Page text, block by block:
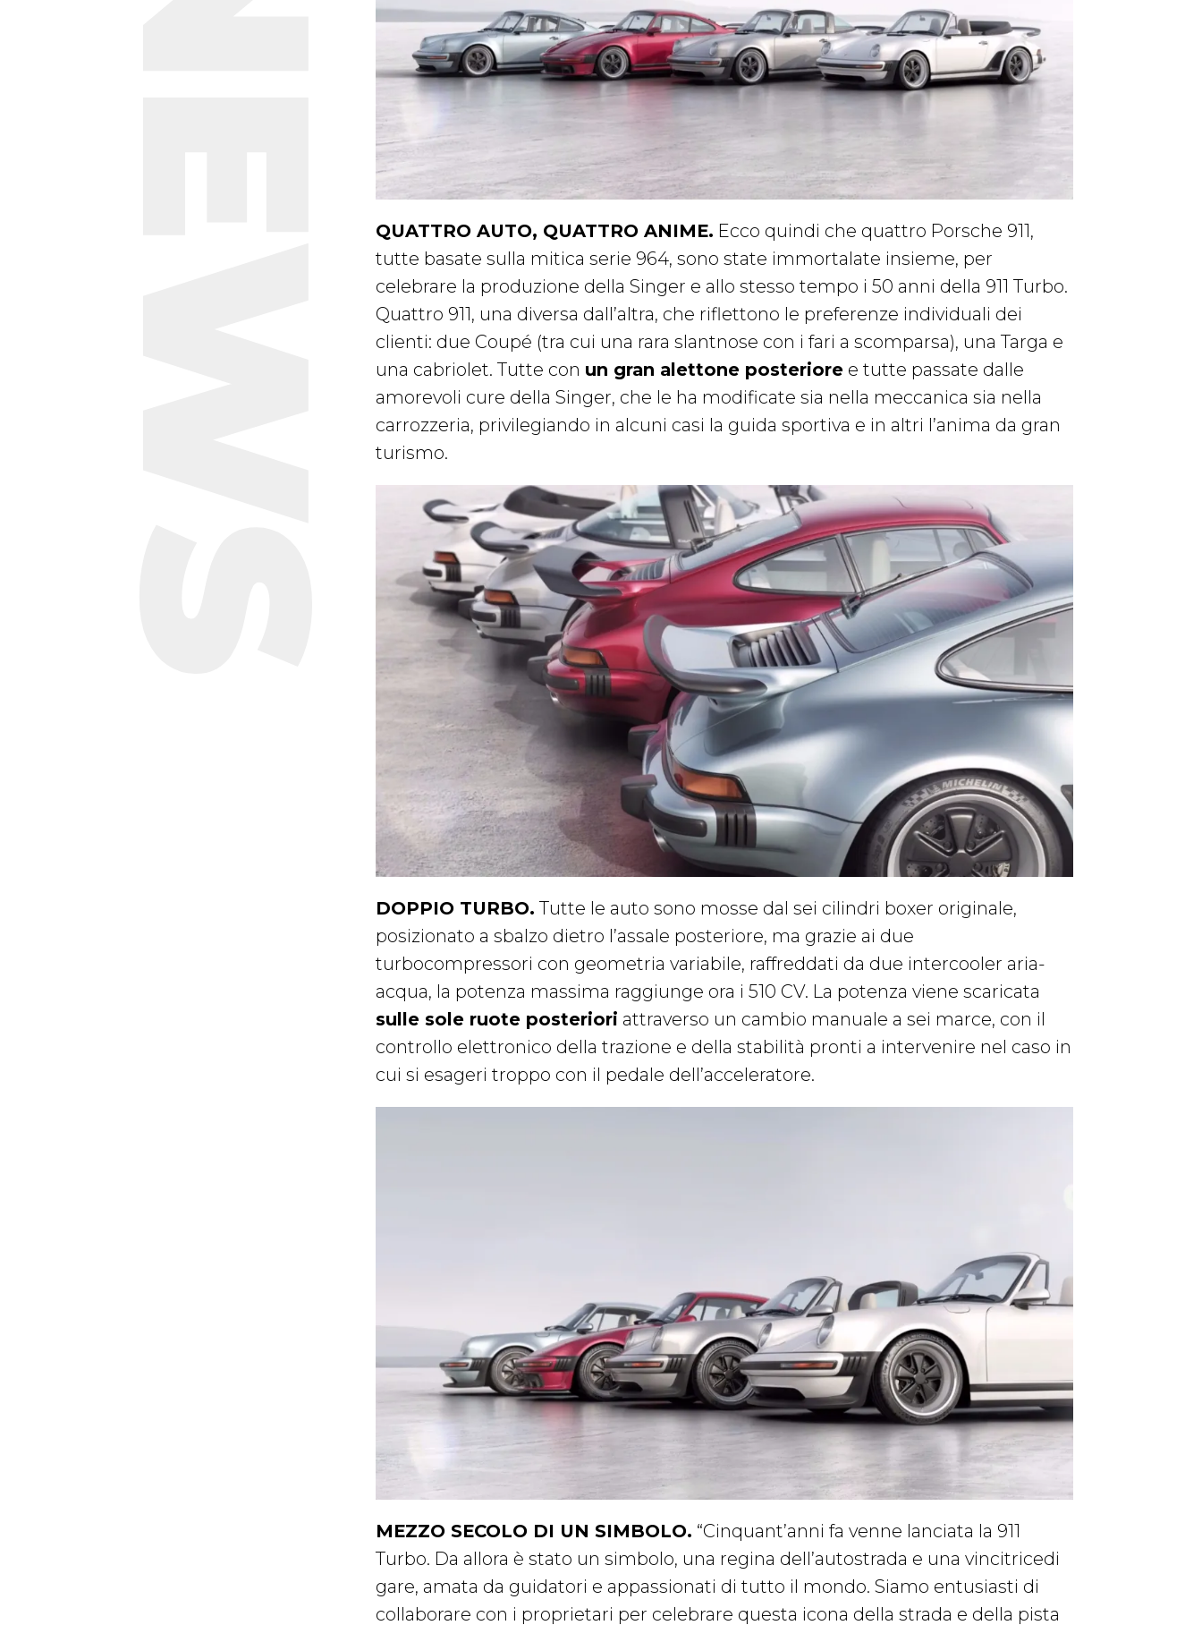
QUATTRO AUTO, QUATTRO ANIME. Ecco quindi che quattro Porsche 911,
tutte basate sulla mitica serie 964, sono state immortalate insieme, per
celebrare la produzione della Singer e allo stesso tempo i 50 anni della 911 Turbo.
Quattro 911, una diversa dall’altra, che riflettono le preferenze individuali dei
clienti: due Coupé (tra cui una rara slantnose con i fari a scomparsa), una Targa e
una cabriolet. Tutte con un gran alettone posteriore e tutte passate dalle
amorevoli cure della Singer, che le ha modificate sia nella meccanica sia nella
carrozzeria, privilegiando in alcuni casi la guida sportiva e in altri l’anima da gran
turismo.
DOPPIO TURBO. Tutte le auto sono mosse dal sei cilindri boxer originale,
posizionato a sbalzo dietro l’assale posteriore, ma grazie ai due
turbocompressori con geometria variabile, raffreddati da due intercooler aria-
acqua, la potenza massima raggiunge ora i 510 CV. La potenza viene scaricata
sulle sole ruote posteriori attraverso un cambio manuale a sei marce, con il
controllo elettronico della trazione e della stabilità pronti a intervenire nel caso in
cui si esageri troppo con il pedale dell’acceleratore.
MEZZO SECOLO DI UN SIMBOLO. “Cinquant’anni fa venne lanciata la 911
Turbo. Da allora è stato un simbolo, una regina dell’autostrada e una vincitricedi
gare, amata da guidatori e appassionati di tutto il mondo. Siamo entusiasti di
collaborare con i proprietari per celebrare questa icona della strada e della pista